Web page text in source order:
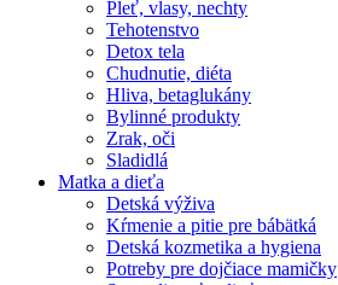
Pleť, vlasy, nechty
Tehotenstvo
Detox tela
Chudnutie, diéta
Hliva, betaglukány
Bylinné produkty
Zrak, oči
Sladidlá
Matka a dieťa
Detská výživa
Kŕmenie a pitie pre bábätká
Detská kozmetika a hygiena
Potreby pre dojčiace mamičky